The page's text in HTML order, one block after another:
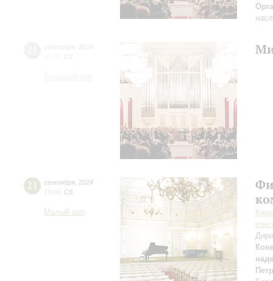
21 сентября 2024
19:00 Сб
Малый зал